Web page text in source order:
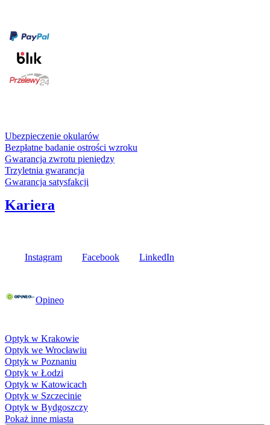
Ubezpieczenie okularów
Bezpłatne badanie ostrości wzroku
Gwarancja zwrotu pieniędzy
Trzyletnia gwarancja
Gwarancja satysfakcji
Kariera
Instagram Facebook LinkedIn
Opineo
Optyk w Krakowie
Optyk we Wrocławiu
Optyk w Poznaniu
Optyk w Łodzi
Optyk w Katowicach
Optyk w Szczecinie
Optyk w Bydgoszczy
Pokaż inne miasta